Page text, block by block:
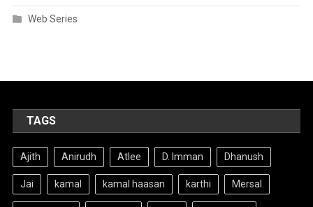
Web Series
TAGS
Ajith Anirudh Atlee D. Imman Dhanush
Jai kamal kamal haasan karthi Mersal